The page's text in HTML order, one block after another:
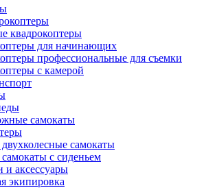
квадрокоптеры
для начинающих
профессиональные для съемки
с камерой
самокаты
самокаты
с сиденьем
и аксессуары
экипировка